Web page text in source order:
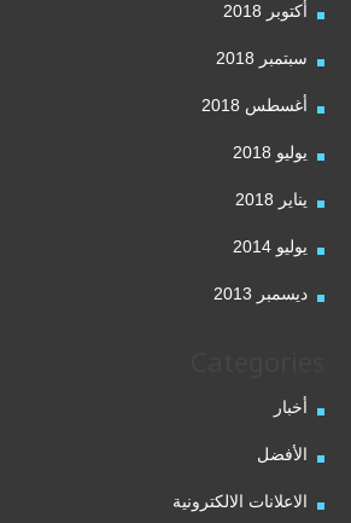
أكتوبر 2018
سبتمبر 2018
أغسطس 2018
يوليو 2018
يناير 2018
يوليو 2014
ديسمبر 2013
أخبار
الأفضل
الاعلانات الالكترونية